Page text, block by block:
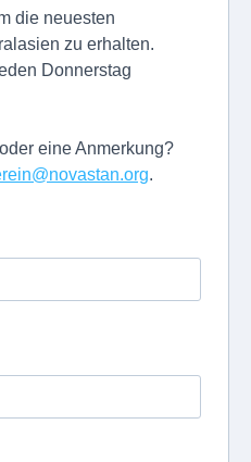
die neuesten
zu erhalten.
Donnerstag
eine Anmerkung?
.